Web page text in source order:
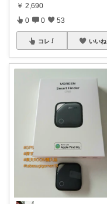
￥ 2,690
0 0 53
コレ いいね